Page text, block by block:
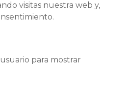
visitas nuestra web y,
para mostrar